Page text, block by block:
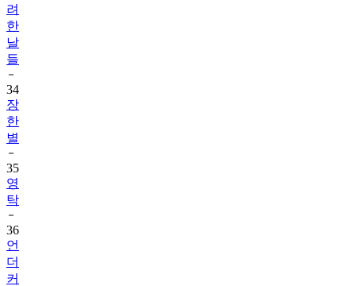
려
한
날
들
34
장
한
별
35
영
탁
36
언
더
커